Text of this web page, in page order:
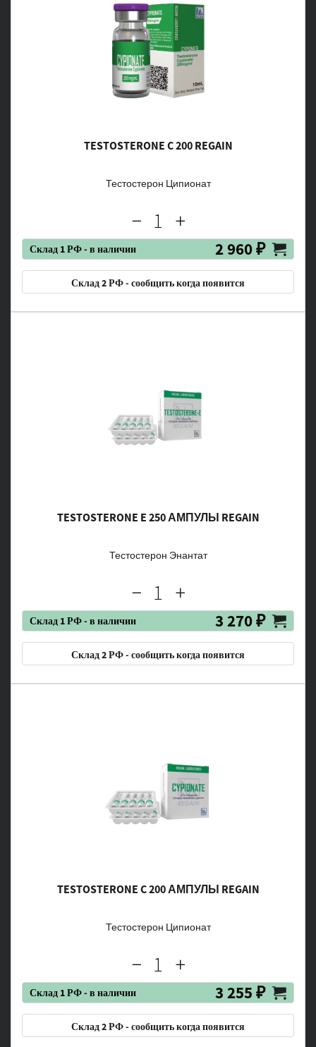
TESTOSTERONE C 200 REGAIN
Тестостерон Ципионат
Склад 1 РФ - в наличии 2 960 ₽
Склад 2 РФ - сообщить когда появится
TESTOSTERONE E 250 АМПУЛЫ REGAIN
Тестостерон Энантат
Склад 1 РФ - в наличии 3 270 ₽
Склад 2 РФ - сообщить когда появится
TESTOSTERONE C 200 АМПУЛЫ REGAIN
Тестостерон Ципионат
Склад 1 РФ - в наличии 3 255 ₽
Склад 2 РФ - сообщить когда появится